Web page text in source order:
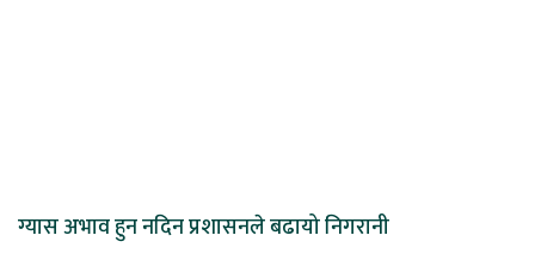
ग्यास अभाव हुन नदिन प्रशासनले बढायो निगरानी